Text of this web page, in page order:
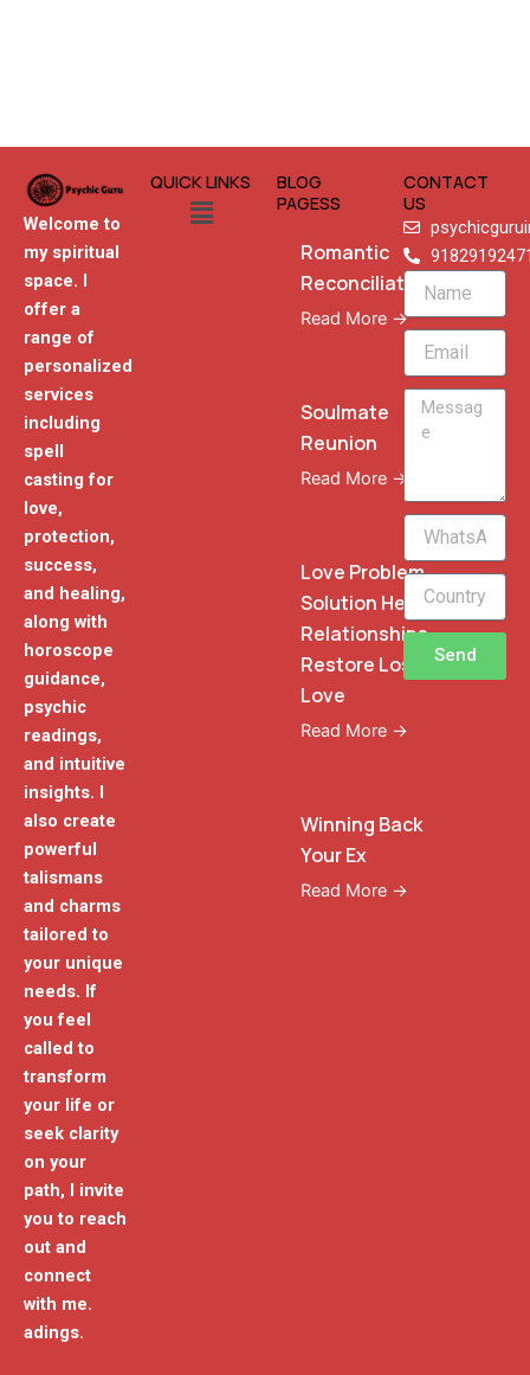
Welcome to
my spiritual
space. I
offer a
range of
personalized
services
including
spell
casting for
love,
protection,
success,
and healing,
along with
horoscope
guidance,
psychic
readings,
and intuitive
insights. I
also create
powerful
talismans
and charms
tailored to
your unique
needs. If
you feel
called to
transform
your life or
seek clarity
on your
path, I invite
you to reach
out and
connect
with me.
adings.
QUICK LINKS
Menu
BLOG
PAGESS
Romantic
Reconciliation
Read More →
Soulmate
Reunion
Read More →
Love Problem
Solution Heal
Relationships
Restore Lost
Love
Read More →
Winning Back
Your Ex
Read More →
CONTACT
US
Name
Email
Message
WhatsApp
Phone
Send